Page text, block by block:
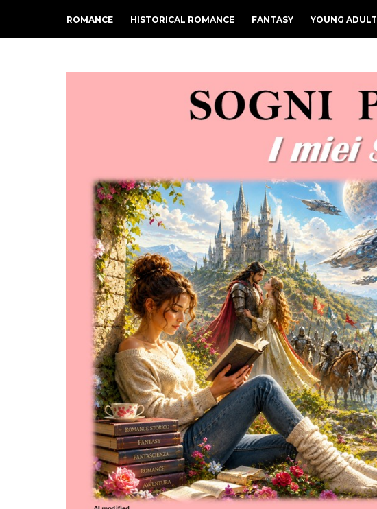
ROMANCE HISTORICAL ROMANCE FANTASY YOUNG ADULT